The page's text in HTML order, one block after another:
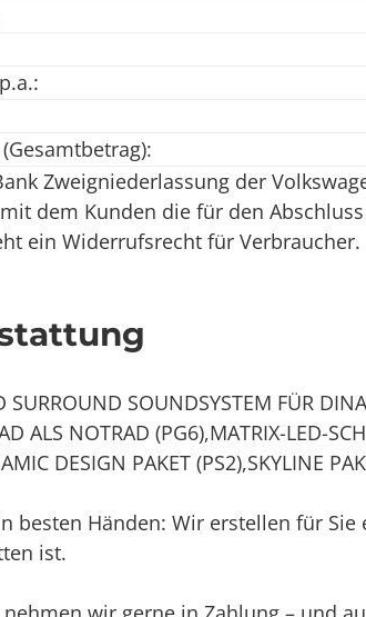
Zweigniederlassung der
dem Kunden die für den
ein Widerrufsrecht für
SURROUND SOUNDSYSTEM FÜR
ALS NOTRAD (PG6),MATRIX-LED-
DESIGN PAKET (PS2),SKYLINE
besten Händen: Wir erstellen für
ist.